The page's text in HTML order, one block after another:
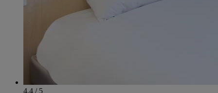
4.4 / 5